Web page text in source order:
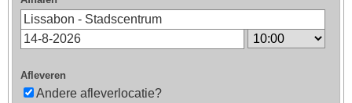
Afleveren
Andere afleverlocatie?